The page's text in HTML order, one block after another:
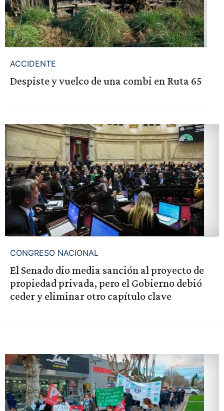
ACCIDENTE
Despiste y vuelco de una combi en Ruta 65
CONGRESO NACIONAL
El Senado dio media sanción al proyecto de
propiedad privada, pero el Gobierno debió
ceder y eliminar otro capítulo clave